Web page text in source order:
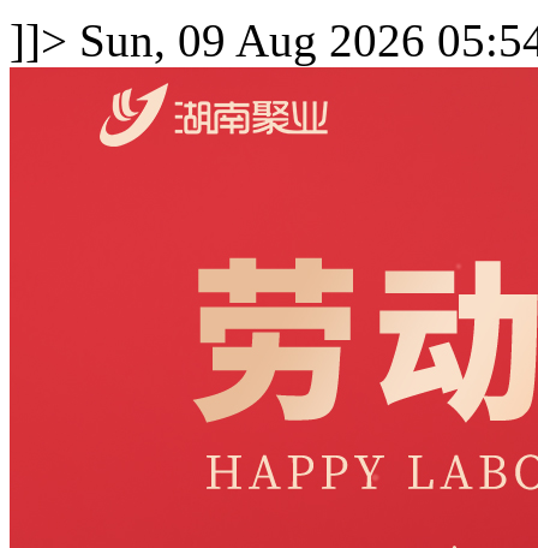
]]> Sun, 09 Aug 2026